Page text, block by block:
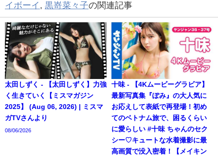
イボーイ , 黒嵜菜々子の関連記事
太田しずく - 【太田しずく】力強
く生きていく【ミスマガジン
2025】 (Aug 06, 2026) | ミスマ
ガTVさんより
08/06/2026
十味 - 【4Kムービーグラビア】
最新写真集『ぽみ』の大人気に
お応えして表紙で再登場！初め
てのベトナム旅で、困るくらい
に愛らしい #十味 ちゃんのセク
シー♡キュートな水着撮影に最
高画質で没入密着！【メイキン